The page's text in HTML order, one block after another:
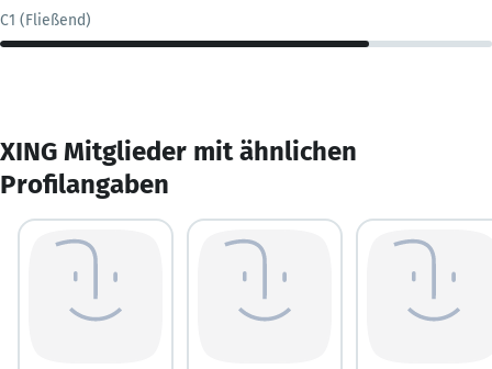
C1 (Fließend)
XING Mitglieder mit ähnlichen
Profilangaben